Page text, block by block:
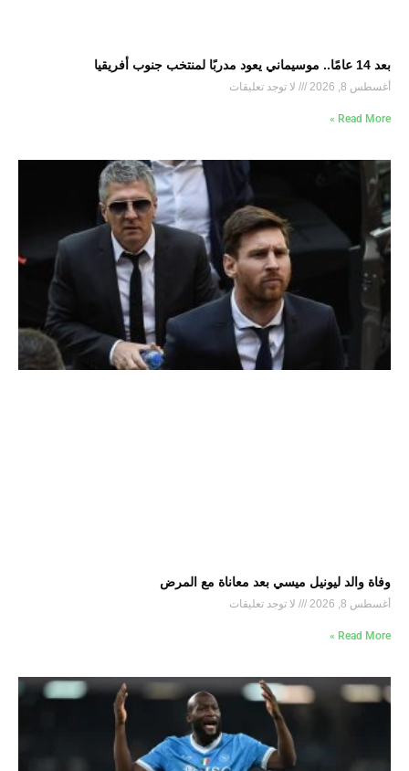
بعد 14 عامًا.. موسيماني يعود مدربًا لمنتخب جنوب أفريقيا
أغسطس 8, 2026 لا توجد تعليقات
Read More »
وفاة والد ليونيل ميسي بعد معاناة مع المرض
أغسطس 8, 2026 لا توجد تعليقات
Read More »